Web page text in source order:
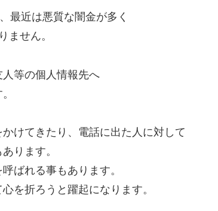
最近は悪質な闇金が多く
ません。
等の個人情報先へ
けてきたり、電話に出た人に対して
ります。
ばれる事もあります。
を折ろうと躍起になります。